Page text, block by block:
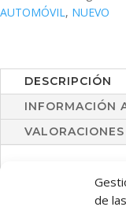
de
AUTOMÓVIL, NUEVO
DESCRIPCIÓN
INFORMACIÓN
De mecanismo
accesorios en